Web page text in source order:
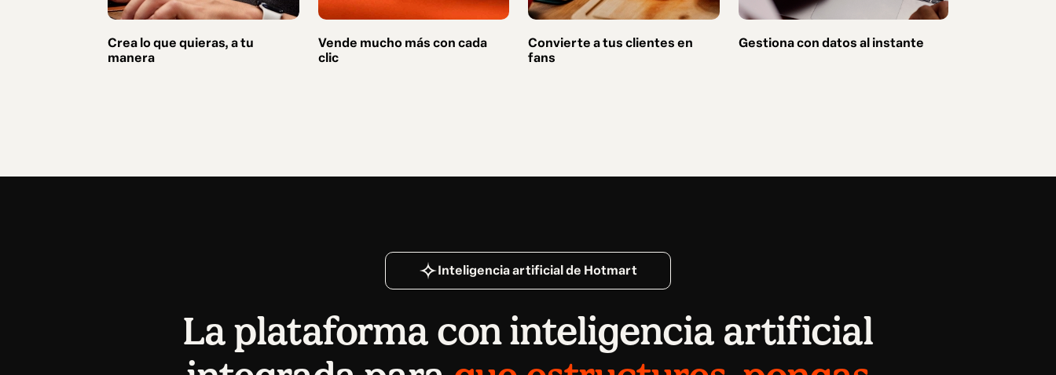
Crea lo que quieras, a tu
manera
Vende mucho más con cada
clic
Convierte a tus clientes en
fans
Gestiona con datos al instante
Inteligencia artificial de Hotmart
La plataforma con inteligencia artificial